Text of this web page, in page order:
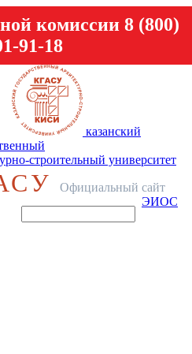
комиссии 8 (800)
91-18
казанский
строительный университет
Официальный сайт
ЭИОС